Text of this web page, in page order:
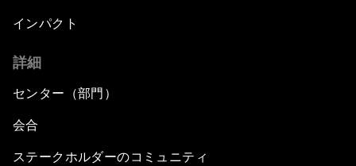
インパクト
詳細
センター（部門）
会合
ステークホルダーのコミュニティ